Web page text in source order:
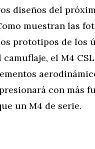
diseños del
muestran las
prototipos de los
camuflaje, el M4
con más
un M4 de serie.